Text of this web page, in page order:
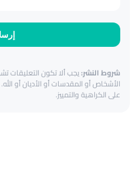
شروط النشر:يجب ألا تكون التعليقات
الأشخاص أو المقدسات أو الأديان أو
على الكراهية والتمييز.